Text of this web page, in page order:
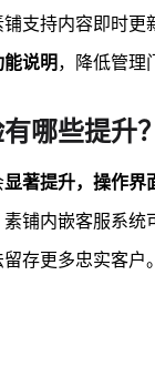
支持内容即时
说明 ，降低管理
哪些提升？
显著提升，操作界
铺内嵌客服系统
存更多忠实客